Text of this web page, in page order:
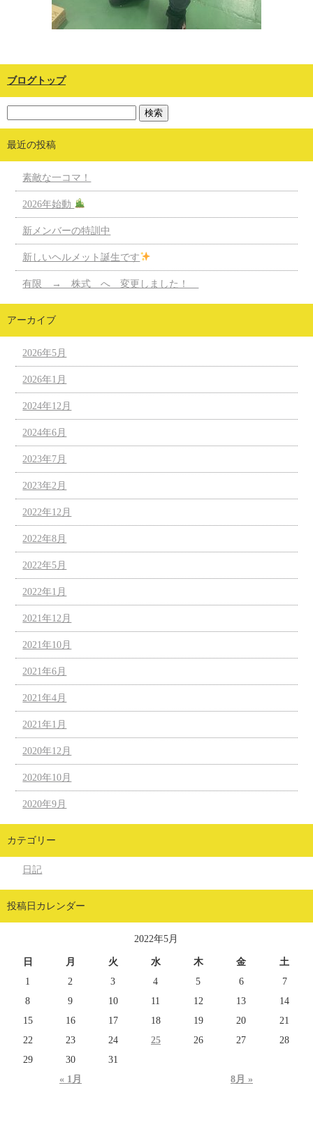
ブログトップ
最近の投稿
素敵な一コマ！
2026年始動
新メンバーの特訓中
新しいヘルメット誕生です
有限 → 株式 へ 変更しました！
アーカイブ
2026年5月
2026年1月
2024年12月
2024年6月
2023年7月
2023年2月
2022年12月
2022年8月
2022年5月
2022年1月
2021年12月
2021年10月
2021年6月
2021年4月
2021年1月
2020年12月
2020年10月
2020年9月
カテゴリー
日記
投稿日カレンダー
2022年5月
日 月 火 水 木 金 土
« 1月 8月 »
1 2 3 4 5 6
7
8
9 10 11 12 13
14
15
16 17 18 19 20
21
22
23 24 25 26 27
28
29
30 31